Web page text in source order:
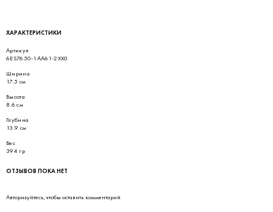
ХАРАКТЕРИСТИКИ
Артикул
6ES7650-1AA61-2XX0
Ширина
17.5 см
Высота
8.6 см
Глубина
13.9 см
Вес
394 гр
ОТЗЫВОВ ПОКА НЕТ
Авторизуйтесь, чтобы оставить комментарий